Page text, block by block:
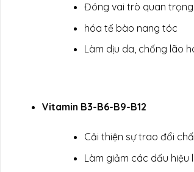
Đóng vai trò quan
hóa tế bào nang tóc
Làm dịu da, chống lão
Vitamin B3-B6-B9-B12
Cải thiện sự trao đổi
Làm giảm các dấu